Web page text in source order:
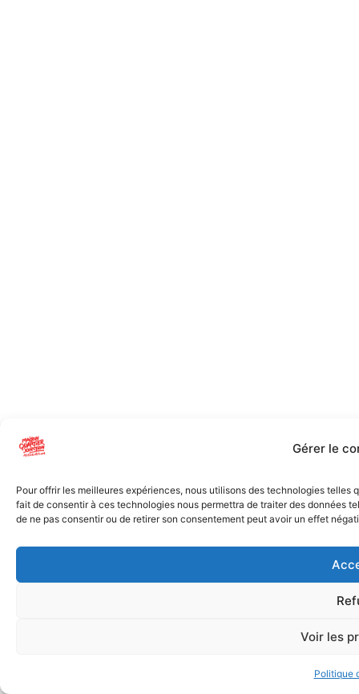
Gérer le
Pour offrir les meilleures expériences, nous utilisons des technologies
fait de consentir à ces technologies nous permettra de traiter des données
de ne pas consentir ou de retirer son consentement peut avoir un effet
Voir les
Politique